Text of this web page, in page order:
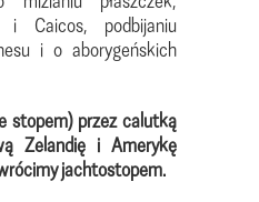
Caicos, podbijaniu
i o aborygeńskich
stopem) przez calutką
Zelandię i Amerykę
jachtostopem.